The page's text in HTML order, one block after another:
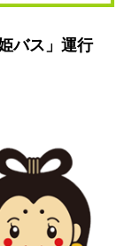
バス」運行